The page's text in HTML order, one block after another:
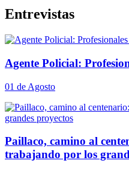
Entrevistas
Agente Policial:
01 de Agosto
Paillaco, camino al
trabajando por los